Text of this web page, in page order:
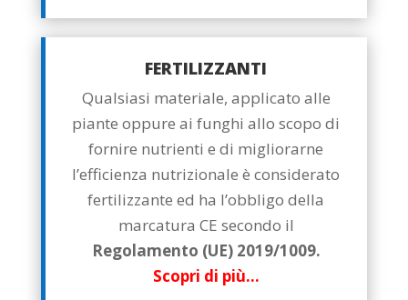
FERTILIZZANTI
Qualsiasi materiale, applicato alle
piante oppure ai funghi allo scopo di
fornire nutrienti e di migliorarne
l’efficienza nutrizionale è considerato
fertilizzante ed ha l’obbligo della
marcatura CE secondo il
Regolamento (UE) 2019/1009.
Scopri di più…